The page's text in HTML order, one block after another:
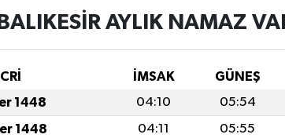
BALIKESİR AYLIK NAMAZ
İMSAK GÜNEŞ
1448 04:10 05:54
1448 04:11 05:55